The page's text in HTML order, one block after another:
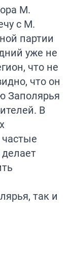
М.
с М.
партии
уже не
что не
что он
Заполярья
В
так и